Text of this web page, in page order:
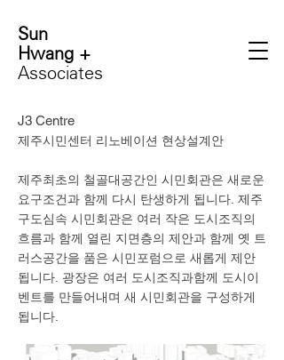
Sun
Hwang +
Associates
J3 Centre
제주시민센터 리노베이션 현상설계안
제주최초의 철골대공간인 시민회관은 새로운
요구조건과 함께 다시 탄생하게 됩니다. 제주
구도심속 시민회관은 여러 작은 도시조직의
흐름과 함께 열린 지면층의 제안과 함께 옛 트
러스공간을 품은 시민포럼으로 새롭게 제안
됩니다. 광장은 여러 도시조직과함께 도시이
벤트를 만들어내며 새 시민회관을 구성하게
됩니다.